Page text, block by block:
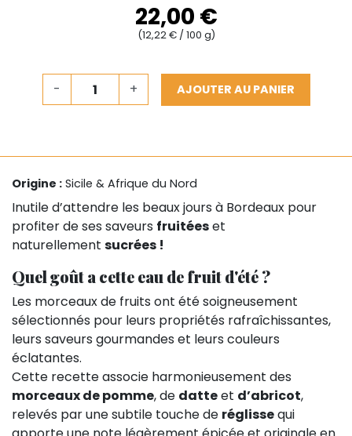
22,00 €
(12,22 € / 100 g)
- + AJOUTER AU PANIER
Origine : Sicile & Afrique du Nord
Inutile d’attendre les beaux jours à Bordeaux pour
profiter de ses saveurs fruitéeset
naturellement sucrées !
Quel goût a cette eau de fruit d'été ?
Les morceaux de fruits ont été soigneusement
sélectionnés pour leurs propriétés rafraîchissantes,
leurs saveurs gourmandes et leurs couleurs
éclatantes.
Cette recette associe harmonieusement des
morceaux de pomme, de datteet d’abricot,
relevés par une subtile touche de réglissequi